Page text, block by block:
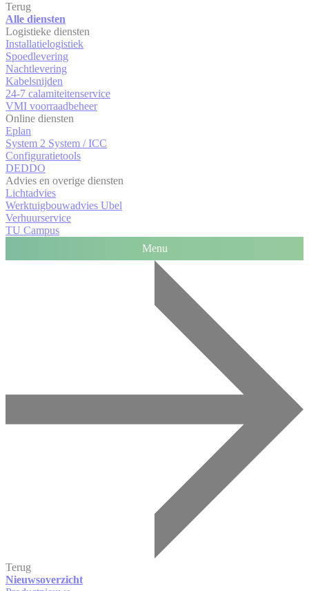
Terug
Alle diensten
Logistieke diensten
Installatielogistiek
Spoedlevering
Nachtlevering
Kabelsnijden
24-7 calamiteitenservice
VMI voorraadbeheer
Online diensten
Eplan
System 2 System / ICC
Configuratietools
DEDDO
Advies en overige diensten
Lichtadvies
Werktuigbouwadvies Ubel
Verhuurservice
TU Campus
Menu
Terug
Nieuwsoverzicht